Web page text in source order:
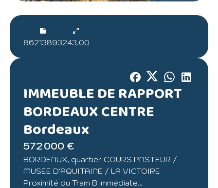
86213893243.00
IMMEUBLE DE RAPPORT
BORDEAUX CENTRE
Bordeaux
572 000 €
BORDEAUX, quartier COURS PASTEUR /
MUSEE D'AQUITAINE / LA VICTOIRE
Proximité du Tram B immédiate